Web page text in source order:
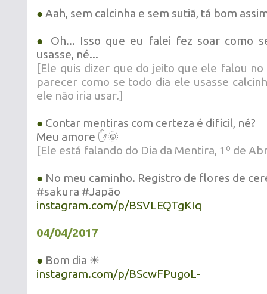
● Aah, sem calcinha e sem sutiã, tá bom
●
Oh... Isso que eu falei fez soar como
usasse, né...
[Ele quis dizer que do jeito que ele falou
parecer como se todo dia ele usasse
ele não iria usar.]
● Contar mentiras com certeza é difícil, né?
Meu amore ✋🌞
[Ele está falando do Dia da Mentira, 1º de
● No meu caminho. Registro de flores de
#sakura #Japão
instagram.com/p/BSVLEQTgKIq
04/04/2017
● Bom dia ☀
instagram.com/p/BScwFPugoL-